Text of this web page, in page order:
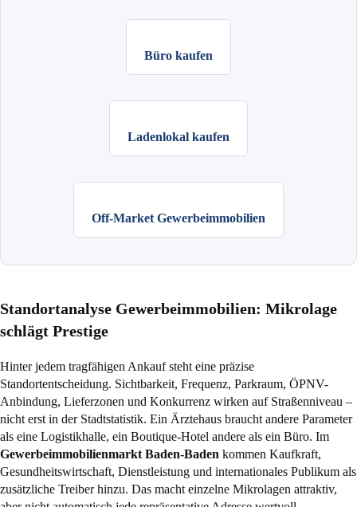
Büro kaufen
Ladenlokal kaufen
Off-Market Gewerbeimmobilien
Standortanalyse Gewerbeimmobilien: Mikrolage
schlägt Prestige
Hinter jedem tragfähigen Ankauf steht eine präzise
Standortentscheidung. Sichtbarkeit, Frequenz, Parkraum, ÖPNV-
Anbindung, Lieferzonen und Konkurrenz wirken auf Straßenniveau –
nicht erst in der Stadtstatistik. Ein Ärztehaus braucht andere Parameter
als eine Logistikhalle, ein Boutique-Hotel andere als ein Büro. Im
Gewerbeimmobilienmarkt Baden-Baden kommen Kaufkraft,
Gesundheitswirtschaft, Dienstleistung und internationales Publikum als
zusätzliche Treiber hinzu. Das macht einzelne Mikrolagen attraktiv,